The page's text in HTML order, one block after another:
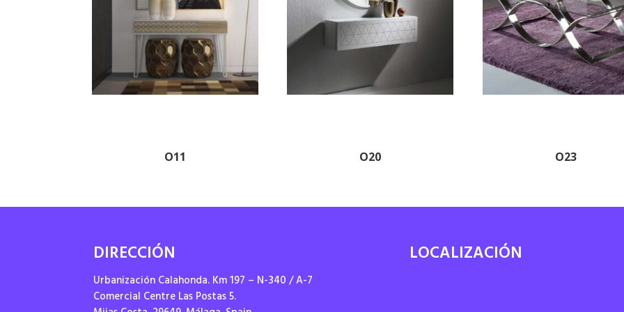
O11 O20 O23
DIRECCIÓN
Urbanización Calahonda. Km 197 – N-340 / A-7
Comercial Centre Las Postas 5.
LOCALIZACIÓN